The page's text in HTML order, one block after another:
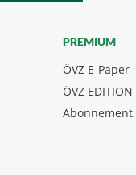
PREMIUM
ÖVZ E-Paper
Abonnement
ÖVZ EDITION